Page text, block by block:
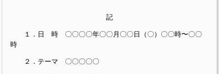
記
１．日 時 〇〇〇〇年〇〇月〇〇日（〇）〇〇時〜〇〇
時
２．テーマ 〇〇〇〇〇